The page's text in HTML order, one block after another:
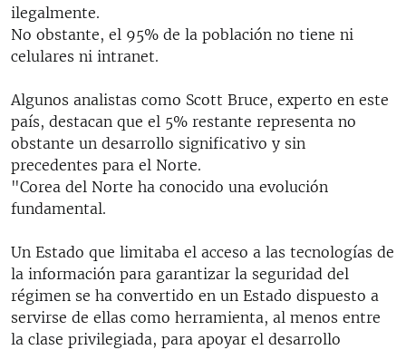
ilegalmente.
No obstante, el 95% de la población no tiene ni
celulares ni intranet.
Algunos analistas como Scott Bruce, experto en este
país, destacan que el 5% restante representa no
obstante un desarrollo significativo y sin
precedentes para el Norte.
"Corea del Norte ha conocido una evolución
fundamental.
Un Estado que limitaba el acceso a las tecnologías de
la información para garantizar la seguridad del
régimen se ha convertido en un Estado dispuesto a
servirse de ellas como herramienta, al menos entre
la clase privilegiada, para apoyar el desarrollo